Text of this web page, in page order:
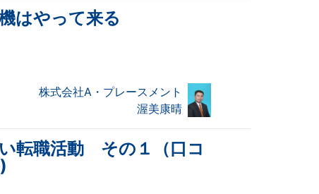
はやって来る
株式会社A・プレースメント
渥美康晴
転職活動 その１（口コ